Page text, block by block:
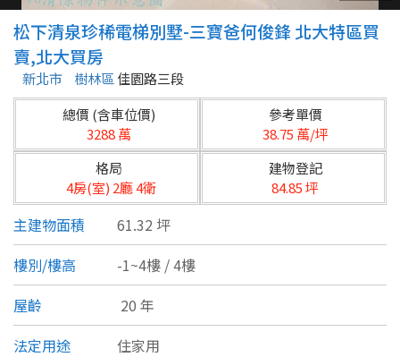
縣市
不限
台北市
基隆市
新北市
宜蘭縣
桃園市
新竹市
新竹縣
區域
類型(可複選)
不拘 公寓 電梯大樓 套房
別墅 透天厝 樓中樓 華廈
松下清泉珍稀電梯別墅-三寶爸何俊鋒 北大特區買
賣,北大買房
新北市 樹林區 佳園路三段
總價 (含車位價)
3288 萬
參考單價
38.75 萬/坪
格局
4房(室) 2廳 4衛
建物登記
84.85 坪
主建物面積
61.32 坪
樓別/樓高
-1~4樓 / 4樓
屋齡
20 年
法定用途
住家用